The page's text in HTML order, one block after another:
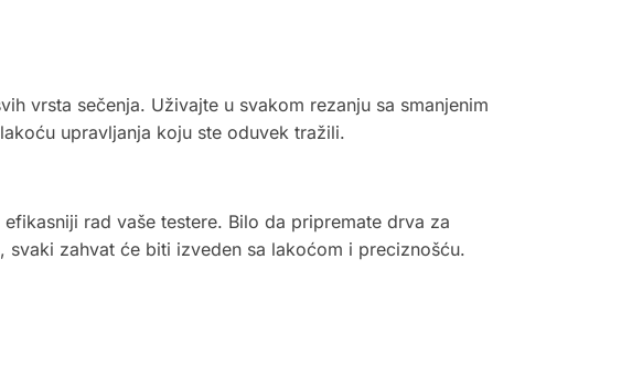
vrsta sečenja. Uživajte u svakom rezanju sa smanjenim
upravljanja koju ste oduvek tražili.
rad vaše testere. Bilo da pripremate drva za
svaki zahvat će biti izveden sa lakoćom i preciznošću.